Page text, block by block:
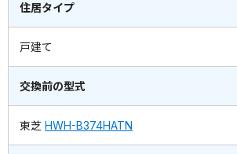
住居タイプ
戸建て
交換前の型式
東芝 HWH-B374HATN